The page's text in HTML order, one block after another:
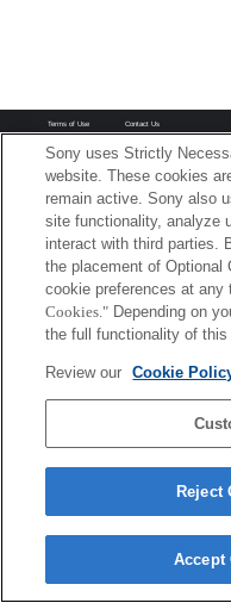
Terms of Use Contact Us
Sony uses Strictly
website. These cookies
remain active. Sony also
site functionality, analyze
interact with third parties.
the placement of Optional
cookie preferences at
Cookies." Depending on
the full functionality of
Review our Cookie
Reject
Accept